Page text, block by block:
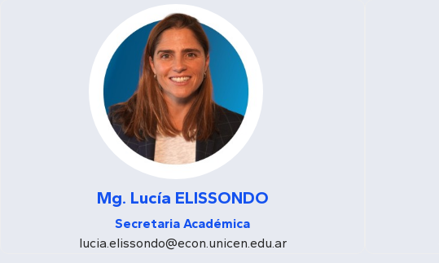
Mg. Lucía ELISSONDO
Secretaria Académica
lucia.elissondo@econ.unicen.edu.ar